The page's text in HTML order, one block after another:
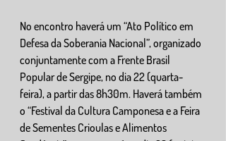
No encontro haverá um “Ato Político em
Defesa da Soberania Nacional”, organizado
conjuntamente com a Frente Brasil
Popular de Sergipe, no dia 22 (quarta-
feira), a partir das 8h30m. Haverá também
o “Festival da Cultura Camponesa e a Feira
de Sementes Crioulas e Alimentos